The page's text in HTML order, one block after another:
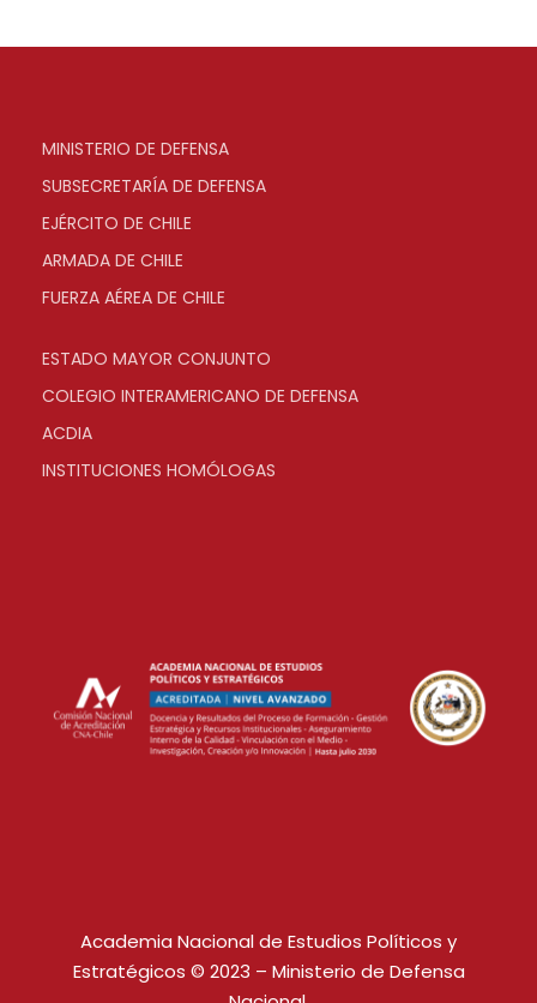
MINISTERIO DE DEFENSA
SUBSECRETARÍA DE DEFENSA
EJÉRCITO DE CHILE
ARMADA DE CHILE
FUERZA AÉREA DE CHILE
ESTADO MAYOR CONJUNTO
COLEGIO INTERAMERICANO DE DEFENSA
ACDIA
INSTITUCIONES HOMÓLOGAS
Academia Nacional de Estudios Políticos y
Estratégicos © 2023 – Ministerio de Defensa